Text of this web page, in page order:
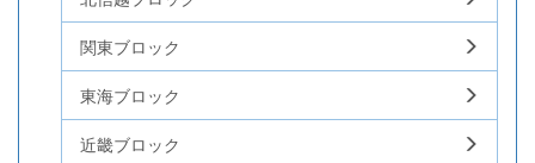
関東ブロック
東海ブロック
近畿ブロック